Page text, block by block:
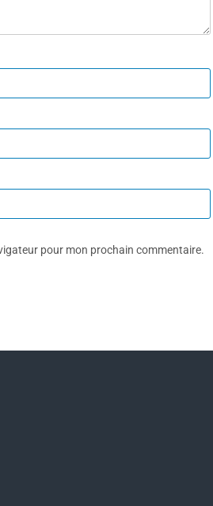
pour mon prochain commentaire.